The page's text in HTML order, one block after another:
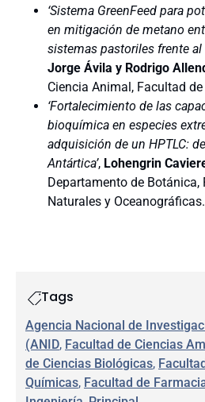
‘Sistema GreenFeed para
en mitigación de metano
sistemas pastoriles frente al
Jorge Ávila y Rodrigo
Ciencia Animal, Facultad
‘Fortalecimiento de las
bioquímica en especies
adquisición de un HPTLC:
Antártica’, Lohengrin
Departamento de
Naturales y Oceanográficas.
Tags
Agencia Nacional de
(ANID, Facultad de Ciencias
de Ciencias Biológicas,
Químicas, Facultad de